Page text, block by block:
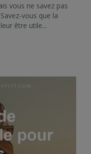
vous ne savez pas
vous que la
être utile...